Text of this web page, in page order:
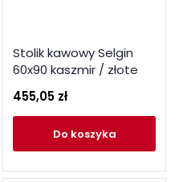
Stolik kawowy Selgin
60x90 kaszmir / złote
455,05 zł
do koszyka